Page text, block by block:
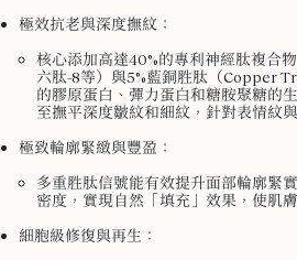
極效抗老與深度撫紋：
核心添加高達40%的專利神經肽複合
六肽-8等）與5%藍銅胜肽（Copper
的膠原蛋白、彈力蛋白和糖胺聚糖的
至撫平深度皺紋和細紋，針對表情紋
極致輪廓緊緻與豐盈：
多重胜肽信號能有效提升面部輪廓緊
密度，實現自然「填充」效果，使肌
細胞級修復與再生：